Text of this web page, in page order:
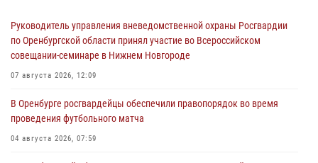
Руководитель управления вневедомственной охраны Росгвардии
по Оренбургской области принял участие во Всероссийском
совещании-семинаре в Нижнем Новгороде
07 августа 2026, 12:09
В Оренбурге росгвардейцы обеспечили правопорядок во время
проведения футбольного матча
04 августа 2026, 07:59